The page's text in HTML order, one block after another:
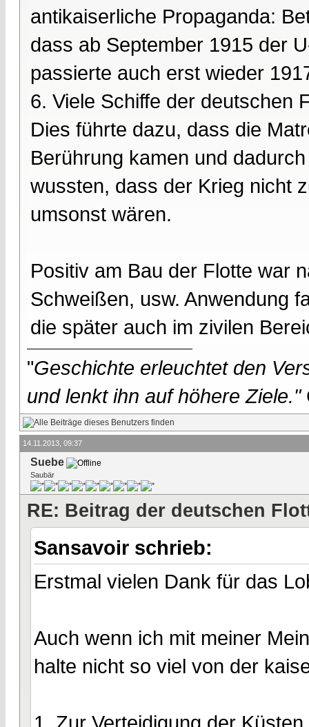
antikaiserliche Propaganda:
dass ab September 1915 der
passierte auch erst wieder
6. Viele Schiffe der deutschen
Dies führte dazu, dass die
Berührung kamen und
wussten, dass der Krieg nicht
umsonst wären.
Positiv am Bau der Flotte war
Schweißen, usw. Anwendung
die später auch im zivilen
"Geschichte erleuchtet den
und lenkt ihn auf höhere Ziele."
14.11.2013, 09:37
Suebe
Saubär
RE: Beitrag der deutschen
Sansavoir schrieb:
Erstmal vielen Dank für das
Auch wenn ich mit meiner
halte nicht so viel von der
1. Zur Verteidigung der